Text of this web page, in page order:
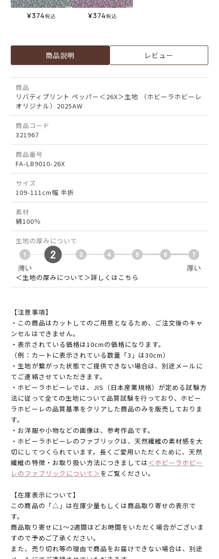
¥374税込 ¥374税込
商品説明 レビュー
商品
リバティプリント ペッパー＜26X＞生地 （ホビーラホビーレ
オリジナル）2025AW
商品コード
321967
商品番号
FA-LB9010-26X
サイズ
109-111cm幅 半折
素材
綿100％
生地の厚みについて
＜生地の厚みについて＞詳しくはこちら
【注意事項】
・この商品はカットしてのご用意となるため、ご注文後のキャ
ンセルはできません。
・表示されている価格は10cmの価格になります。
（例：カートに表示されている数量「3」は30cm）
・生地が繋がった状態でご提供できない場合は、別途メールに
てご連絡させていただきます。
・ホビーラホビーレでは、JIS（日本産業規格）が定める試験方
法に従って全ての生地について品質試験を行っており、ホビー
ラホビーレの品質基準をクリアした商品のみを販売しておりま
す。
・お洋服や小物などの画像は、参考作品です。
・ホビーラホビーレのファブリックは、天然繊維の素材感を大
切にしてつくられています。長くご愛用いただくために、天然
繊維の特徴・お取り扱い方法につきましては＜ホビーラホビー
レのファブリックについて＞ をご覧ください。
【在庫表示について】
この商品の「△」は在庫少量もしくは商品取り寄せの表示で
す。
商品取り寄せに1～2週間ほどお時間をいただく場合がございま
すので予めご了承ください。
また、売り切れ等の理由で商品をお届けできない場合は、別途